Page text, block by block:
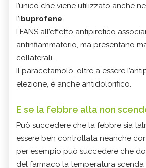
l’unico che viene utilizzato anche
l’ibuprofene.
I FANS all’effetto antipiretico
antinfiammatorio, ma presentano
collaterali.
Il paracetamolo, oltre a essere
elezione, è anche antidolorifico.
E se la febbre alta non
Può succedere che la febbre sia
essere ben controllata neanche
per esempio può succedere che
del farmaco la temperatura scenda